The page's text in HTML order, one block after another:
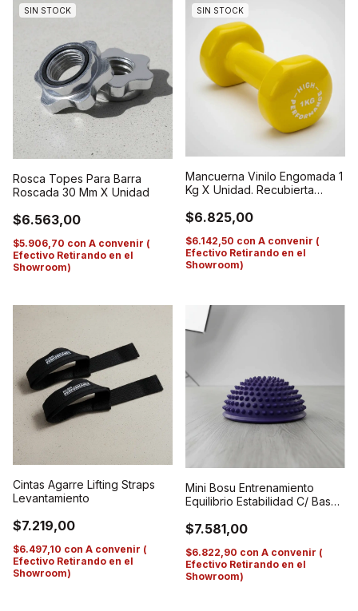
SIN STOCK
Rosca Topes Para Barra
Roscada 30 Mm X Unidad
$6.563,00
$5.906,70 con A convenir (
Efectivo Retirando en el
Showroom)
SIN STOCK
Mancuerna Vinilo Engomada 1
Kg X Unidad. Recubierta
$6.825,00
$6.142,50 con A convenir (
Efectivo Retirando en el
Showroom)
Cintas Agarre Lifting Straps
Levantamiento
$7.219,00
$6.497,10 con A convenir (
Efectivo Retirando en el
Showroom)
Mini Bosu Entrenamiento
Equilibrio Estabilidad C/ Base
$7.581,00
$6.822,90 con A convenir (
Efectivo Retirando en el
Showroom)